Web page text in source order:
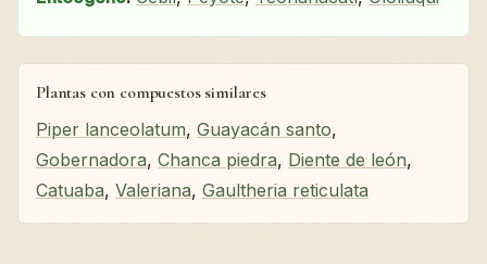
Plantas con compuestos similares
Piper lanceolatum, Guayacán santo,
Gobernadora, Chanca piedra, Diente de león,
Catuaba, Valeriana, Gaultheria reticulata